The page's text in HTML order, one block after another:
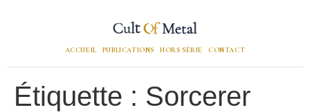
ACCUEIL PUBLICATIONS HORS SÉRIE CONTACT
Étiquette : Sorcerer